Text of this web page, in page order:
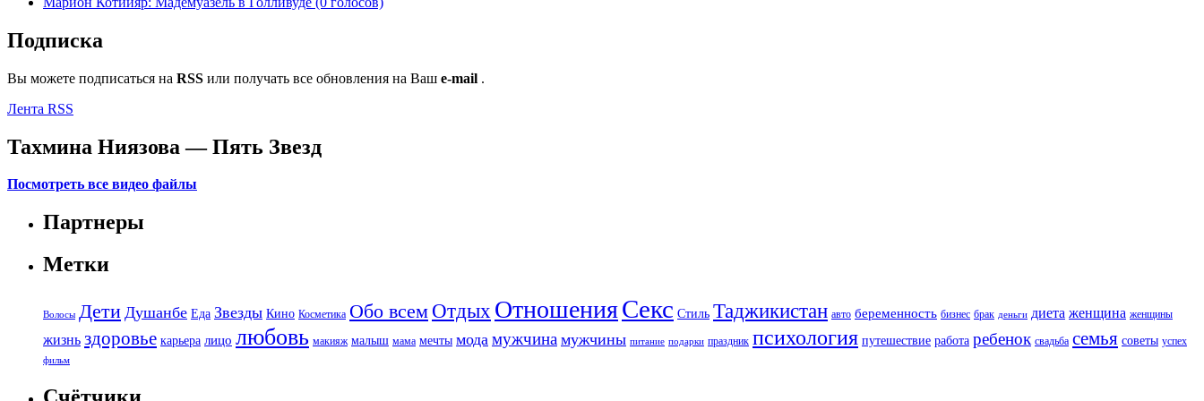
Подписка
Вы можете подписаться на RSS или получать все обновления на Ваш e-mail .
Лента RSS
Тахмина Ниязова — Пять Звезд
Посмотреть все видео файлы
Партнеры
Метки
Волосы Дети Душанбе Еда Звезды Кино Косметика Обо всем Отдых ОтношенияСекс Стиль Таджикистан авто беременность бизнес брак деньги диета женщина женщины
жизнь здоровье карьера лицо любовь макияж малыш мама мечты мода мужчина мужчины питание подарки праздник психология путешествие работа ребенок свадьба семья советы успех
фильм